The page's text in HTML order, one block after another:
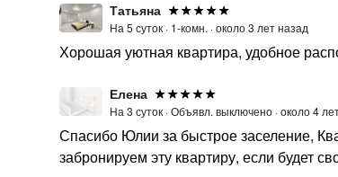
Татьяна
На 5 суток · 1-комн. ·около 3 лет назад
Хорошая уютная квартира, удобное
Елена
На 3 суток ·Объявл. выключено ·около 4
Спасибо Юлии за быстрое заселение,
забронируем эту квартиру, если будет